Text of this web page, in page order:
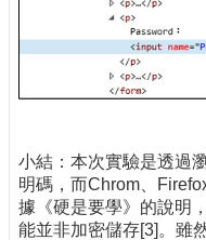
小結：本次實驗是透過
明碼，而Chrom、
據《硬是要學》的說明
能並非加密儲存[3]。雖